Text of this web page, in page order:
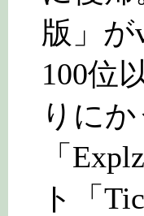
版」
100位
りに
「
ト「